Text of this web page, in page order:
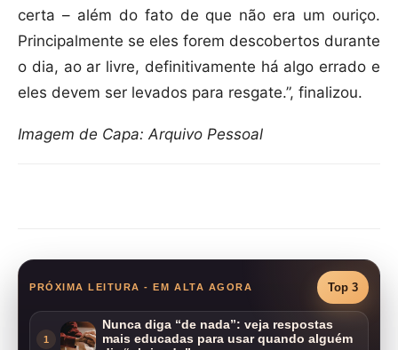
certa – além do fato de que não era um ouriço.
Principalmente se eles forem descobertos durante
o dia, ao ar livre, definitivamente há algo errado e
eles devem ser levados para resgate.”, finalizou.
Imagem de Capa: Arquivo Pessoal
PRÓXIMA LEITURA - EM ALTA AGORA Top 3
1
Nunca diga “de nada”: veja respostas
mais educadas para usar quando alguém